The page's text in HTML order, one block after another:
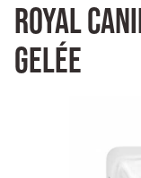
ROYAL
Gelée